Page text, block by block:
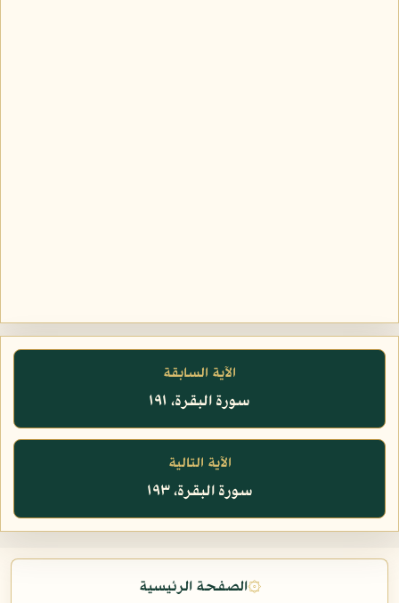
الآية السابقة
سورة البقرة، ١٩١
الآية التالية
سورة البقرة، ١٩٣
۞الصفحة الرئيسية